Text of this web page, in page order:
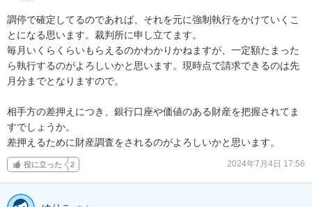
調停で確定してるのであれば、それを元に強制執行をかけていくこ
とになる思います。裁判所に申し立てます。
毎月いくらくらいもらえるのかわかりかねますが、一定額たまった
ら執行するのがよろしいかと思います。現時点で請求できるのは先
月分までとなりますので。
相手方の差押えにつき、銀行口座や価値のある財産を把握されてま
すでしょうか。
差押えるために財産調査をされるのがよろしいかと思います。
役に立った 2 2024年7月4日 17:56